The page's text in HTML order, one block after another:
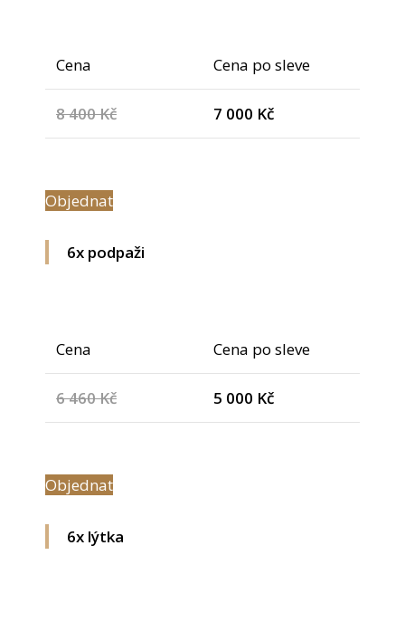
Cena Cena po sleve
8 400 Kč 7 000 Kč
Objednat
6x podpaži
Cena Cena po sleve
6 460 Kč 5 000 Kč
Objednat
6x lýtka